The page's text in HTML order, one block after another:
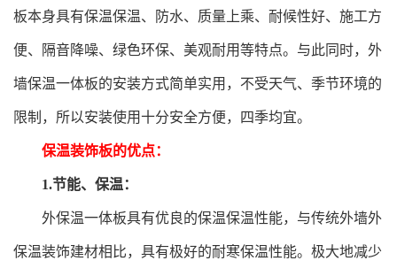
板本身具有保温保温、防水、质量上乘、耐候性好、施工方
便、隔音降噪、绿色环保、美观耐用等特点。与此同时，外
墙保温一体板的安装方式简单实用，不受天气、季节环境的
限制，所以安装使用十分安全方便，四季均宜。
保温装饰板的优点：
1.节能、保温：
外保温一体板具有优良的保温保温性能，与传统外墙外
保温装饰建材相比，具有极好的耐寒保温性能。极大地减少